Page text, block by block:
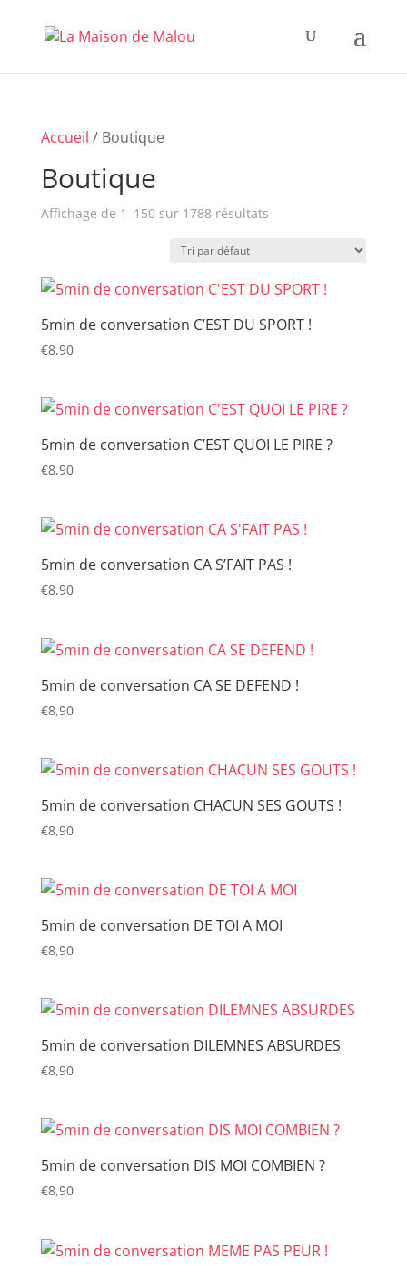
Accueil / Boutique
Boutique
Affichage de 1–150 sur 1788 résultats
5min de conversation C’EST DU SPORT !
€8,90
5min de conversation C’EST QUOI LE PIRE ?
€8,90
5min de conversation CA S’FAIT PAS !
€8,90
5min de conversation CA SE DEFEND !
€8,90
5min de conversation CHACUN SES GOUTS !
€8,90
5min de conversation DE TOI A MOI
€8,90
5min de conversation DILEMNES ABSURDES
€8,90
5min de conversation DIS MOI COMBIEN ?
€8,90